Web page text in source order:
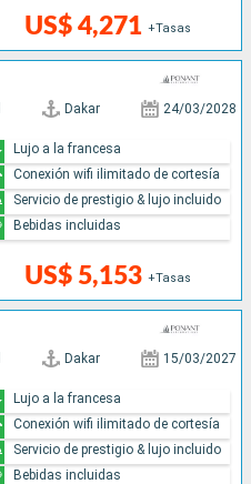
US$ 4,271 +Tasas
Dakar 24/03/2028
US$ 5,153 +Tasas
Lujo a la francesa
Conexión wifi ilimitado de cortesía
Servicio de prestigio & lujo incluido
Bebidas incluidas
Dakar 15/03/2027
Lujo a la francesa
Conexión wifi ilimitado de cortesía
Servicio de prestigio & lujo incluido
Bebidas incluidas